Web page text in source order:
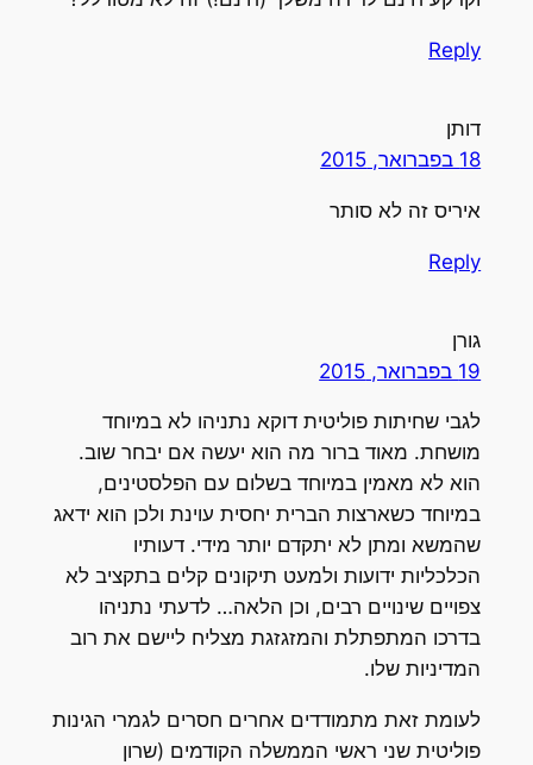
Reply
דותן
18 בפברואר, 2015
איריס זה לא סותר
Reply
גורן
19 בפברואר, 2015
לגבי שחיתות פוליטית דוקא נתניהו לא במיוחד
מושחת. מאוד ברור מה הוא יעשה אם יבחר שוב.
הוא לא מאמין במיוחד בשלום עם הפלסטינים,
במיוחד כשארצות הברית יחסית עוינת ולכן הוא ידאג
שהמשא ומתן לא יתקדם יותר מידי. דעותיו
הכלכליות ידועות ולמעט תיקונים קלים בתקציב לא
צפויים שינויים רבים, וכן הלאה… לדעתי נתניהו
בדרכו המתפתלת והמזגזגת מצליח ליישם את רוב
המדיניות שלו.
לעומת זאת מתמודדים אחרים חסרים לגמרי הגינות
פוליטית שני ראשי הממשלה הקודמים (שרון